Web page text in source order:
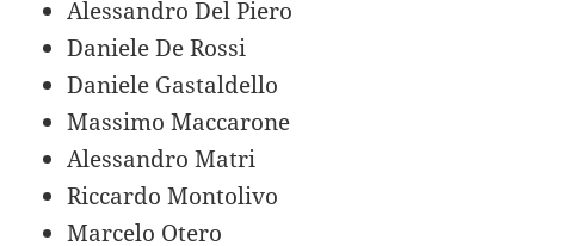
Alessandro Del Piero
Daniele De Rossi
Daniele Gastaldello
Massimo Maccarone
Alessandro Matri
Riccardo Montolivo
Marcelo Otero